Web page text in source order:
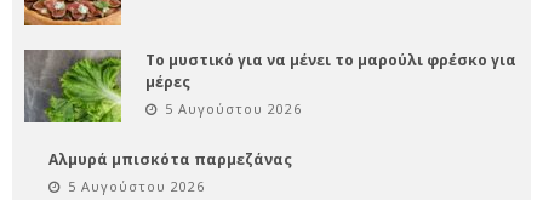
Το μυστικό για να μένει το μαρούλι φρέσκο για
μέρες
5 Αυγούστου 2026
Αλμυρά μπισκότα παρμεζάνας
5 Αυγούστου 2026